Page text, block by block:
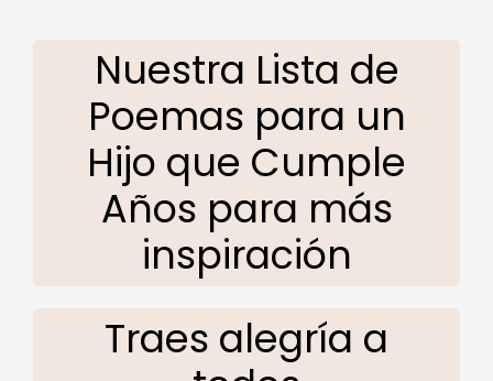
Nuestra Lista de
Poemas para un
Hijo que Cumple
Años para más
inspiración
Traes alegría a